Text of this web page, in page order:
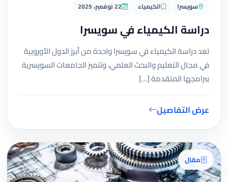
سويسرا الكيمياء 22 نوفمبر، 2025
دراسة الكيمياء في سويسرا
تعد دراسة الكيمياء في سويسرا واحدة من أبرز الدول الأوروبية
في مجال التعليم والبحث العلمي، وتتميز الجامعات السويسرية
ببرامجها المتقدمة […]
عرض التفاصيل
مقال